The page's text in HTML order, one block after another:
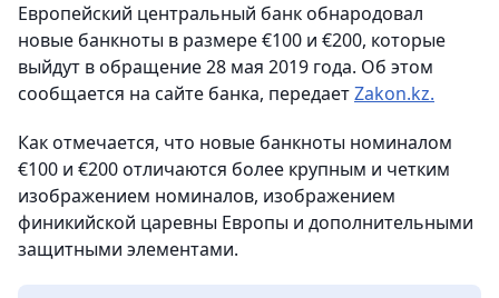
Европейский центральный банк обнародовал
новые банкноты в размере €100 и €200, которые
выйдут в обращение 28 мая 2019 года. Об этом
сообщается на сайте банка, передаетZakon.kz.
Как отмечается, что новые банкноты номиналом
€100 и €200 отличаются более крупным и четким
изображением номиналов, изображением
финикийской царевны Европы и дополнительными
защитными элементами.